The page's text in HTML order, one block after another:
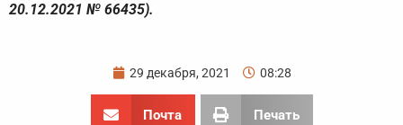
20.12.2021 № 66435).
29 декабря, 2021 08:28
Почта Печать